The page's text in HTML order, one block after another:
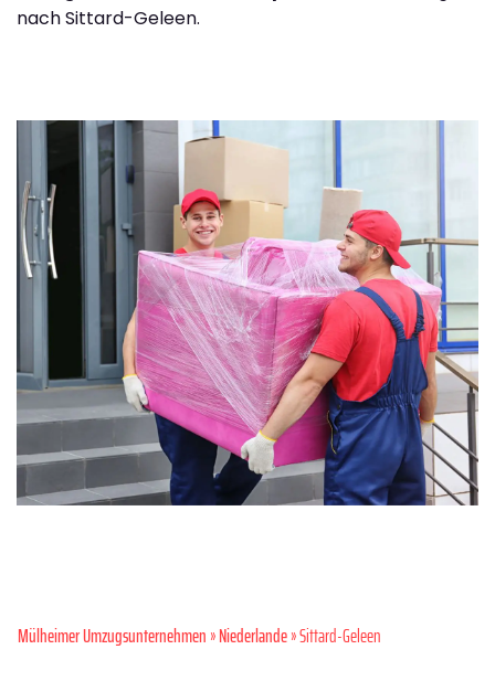
nach Sittard-Geleen.
Mülheimer Umzugsunternehmen»Niederlande» Sittard-Geleen